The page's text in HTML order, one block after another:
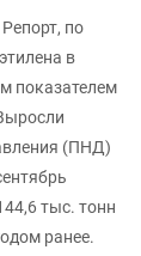
по
в
показателем
(ПНД)
тыс. тонн
ранее.